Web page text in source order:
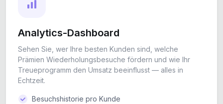
Analytics-Dashboard
Sehen Sie, wer Ihre besten Kunden sind, welche
Prämien Wiederholungsbesuche fördern und wie Ihr
Treueprogramm den Umsatz beeinflusst — alles in
Echtzeit.
Besuchshistorie pro Kunde